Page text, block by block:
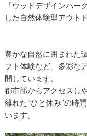
「ウッドデザインパ
した自然体験型アウト
豊かな自然に囲まれた
フト体験など、多彩な
開しています。
都市部からアクセスし
離れた“ひと休み”の時
います。